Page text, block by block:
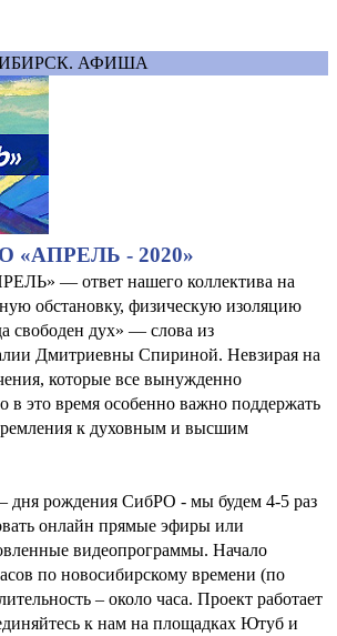
АФИША
«АПРЕЛЬ - 2020»
— ответ нашего коллектива на
обстановку, физическую изоляцию
свободен дух» — слова из
Дмитриевны Спириной. Невзирая на
которые все вынужденно
в это время особенно важно поддержать
к духовным и высшим
дня рождения СибРО - мы будем 4-5 раз
онлайн прямые эфиры или
видеопрограммы. Начало
по новосибирскому времени (по
– около часа. Проект работает
к нам на площадках Ютуб и